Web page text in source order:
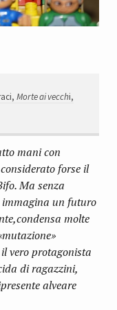
Morte ai vecchi,
mani con
forse il
Ma senza
immagina un futuro
molte
vero protagonista
di ragazzini,
alveare